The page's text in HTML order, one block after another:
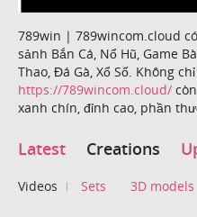
789win | 789wincom.cloud
sảnh Bắn Cá, Nổ Hũ, Game
Thao, Đá Gà, Xổ Số. Không
https://789wincom.cloud/
xanh chín, đỉnh cao, phần
Latest Creations
Videos Sets 3D models